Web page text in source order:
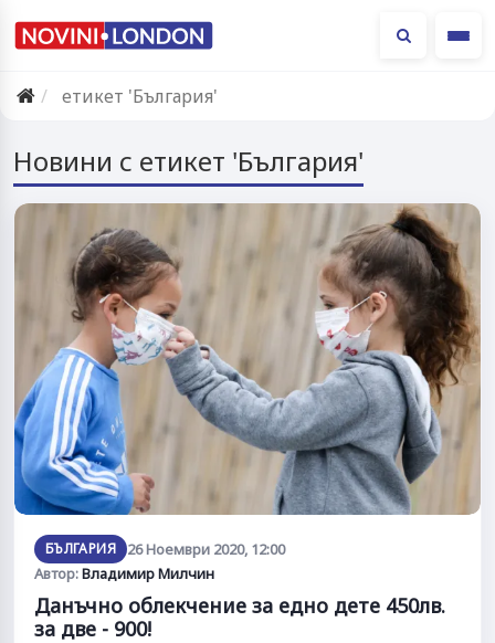
етикет 'България'
Новини с етикет 'България'
БЪЛГАРИЯ 26 Ноември 2020, 12:00
Автор:Владимир Милчин
Данъчно облекчение за едно дете 450лв.
за две - 900!